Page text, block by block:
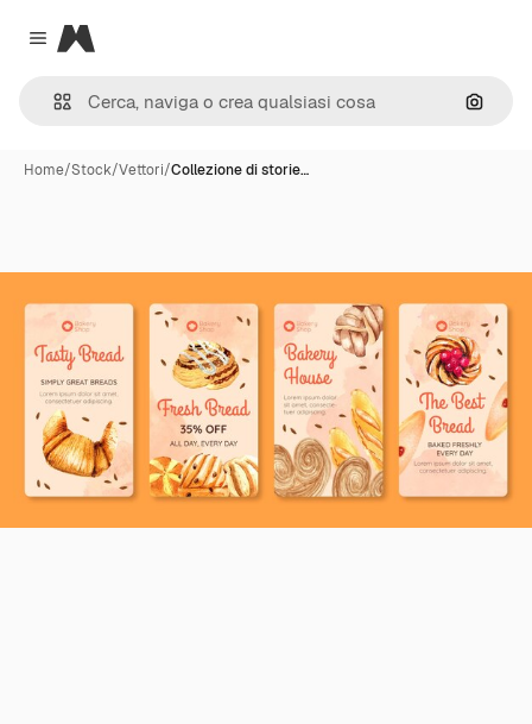
Close menu
Magnific
Cerca
Home/Stock/Vettori/Collezione di storie…